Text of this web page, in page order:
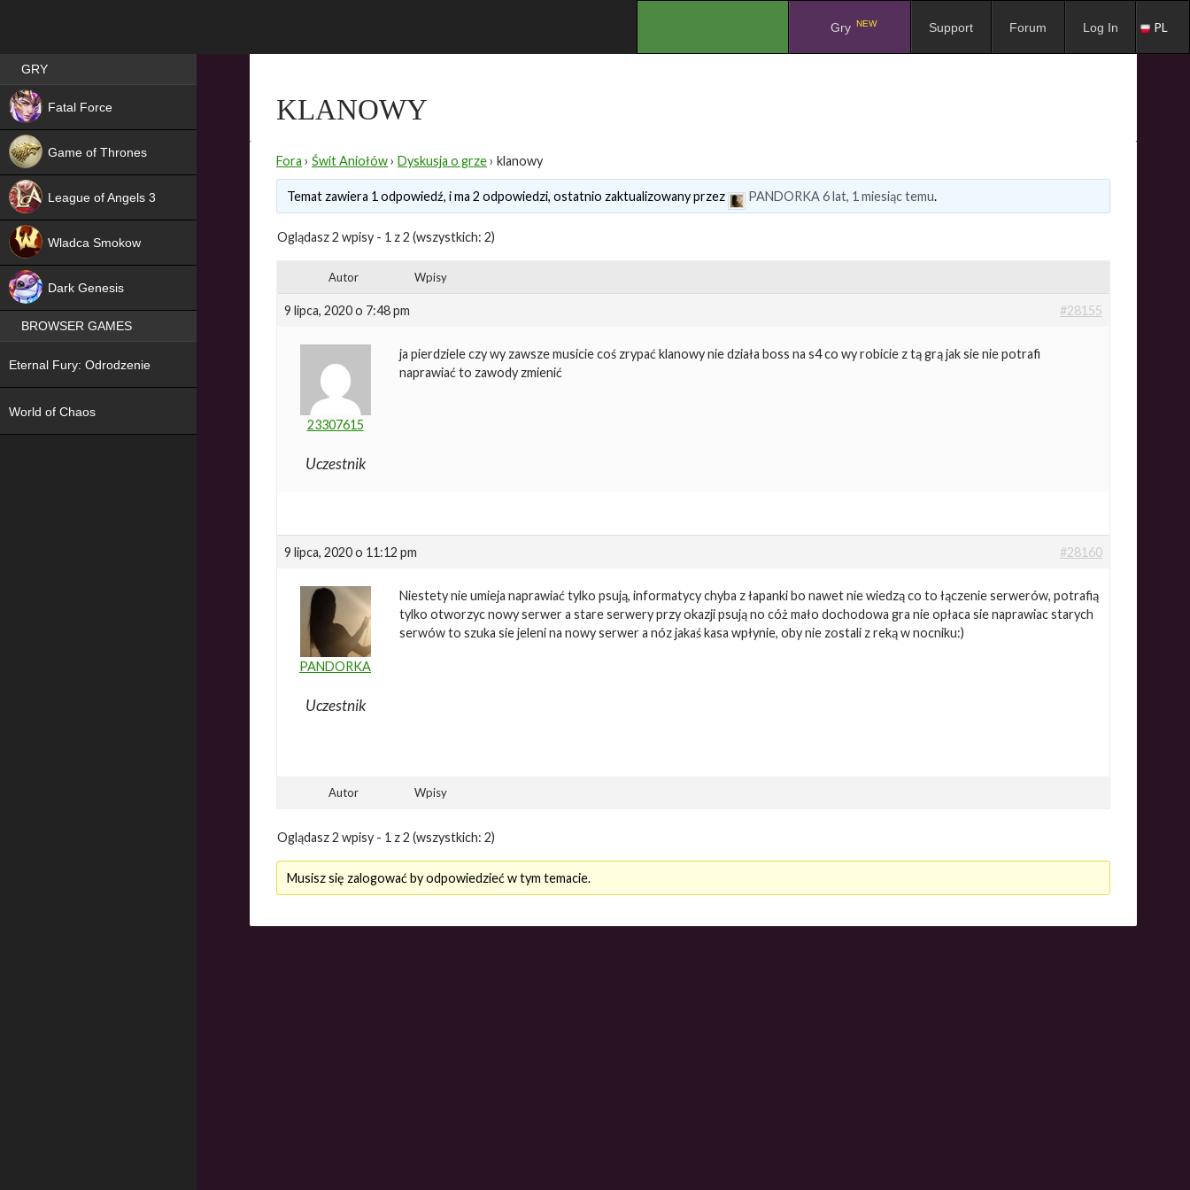
Gry NEW Support Forum Log In PL
KLANOWY
Fora › Świt Aniołów› Dyskusja o grze› klanowy
Temat zawiera 1 odpowiedź, i ma 2 odpowiedzi, ostatnio zaktualizowany przez PANDORKA6 lat, 1 miesiąc temu.
Oglądasz 2 wpisy - 1 z 2 (wszystkich: 2)
Autor Wpisy
9 lipca, 2020 o 7:48 pm #28155
23307615
Uczestnik
ja pierdziele czy wy zawsze musicie coś zrypać klanowy nie działa boss na s4 co wy robicie z tą grą jak sie nie potrafi
naprawiać to zawody zmienić
9 lipca, 2020 o 11:12 pm #28160
PANDORKA
Uczestnik
Niestety nie umieja naprawiać tylko psują, informatycy chyba z łapanki bo nawet nie wiedzą co to łączenie serwerów, potrafią
tylko otworzyc nowy serwer a stare serwery przy okazji psują no cóż mało dochodowa gra nie opłaca sie naprawiac starych
serwów to szuka sie jeleni na nowy serwer a nóz jakaś kasa wpłynie, oby nie zostali z reką w nocniku:)
Autor Wpisy
Oglądasz 2 wpisy - 1 z 2 (wszystkich: 2)
Musisz się zalogować by odpowiedzieć w tym temacie.
Best RPG games in Poland
GRY
Fatal Force
Game of Thrones
League of Angels 3
Wladca Smokow
Dark Genesis
BROWSER GAMES
Eternal Fury: Odrodzenie
World of Chaos